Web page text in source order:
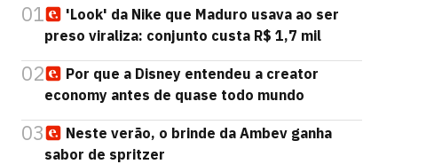
01
'Look' da Nike que Maduro usava ao ser
preso viraliza: conjunto custa R$ 1,7 mil
02
Por que a Disney entendeu a creator
economy antes de quase todo mundo
03
Neste verão, o brinde da Ambev ganha
sabor de spritzer